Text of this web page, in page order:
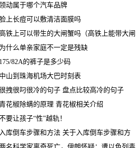
动属于哪个汽车品牌
上长痘可以敷清洁面膜吗
高铁上可以带生的大闸蟹吗（高铁上能带大闸
为什么单亲家庭不一定是残缺
175/82A的裤子是多少码
中山到珠海机场大巴时刻表
拽很叼很冷的句子 盘点比较高冷的句子
花椒除螨的原理 青花椒相关介绍
要让孩子“性”越轨！
入库倒车步骤和方法 关于入库倒车步骤和方